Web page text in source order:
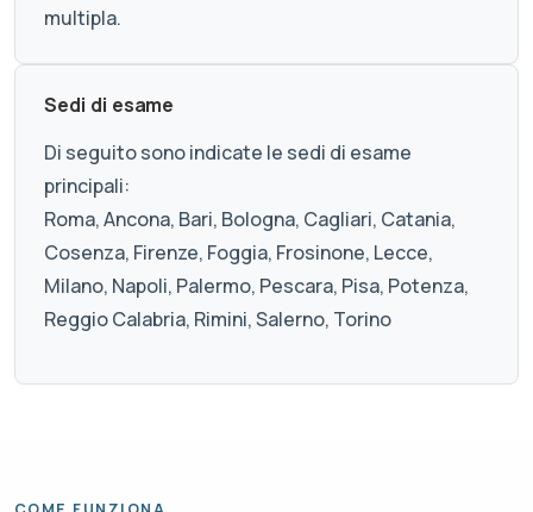
multipla.
Sedi di esame
Di seguito sono indicate le sedi di esame
principali:
Roma, Ancona, Bari, Bologna, Cagliari, Catania,
Cosenza, Firenze, Foggia, Frosinone, Lecce,
Milano, Napoli, Palermo, Pescara, Pisa, Potenza,
Reggio Calabria, Rimini, Salerno, Torino